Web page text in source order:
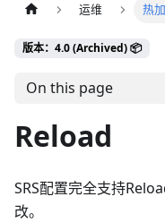
运维 热
版本：4.0 (Archived) 📦
On this page
Reload
SRS配置完全支持
改。